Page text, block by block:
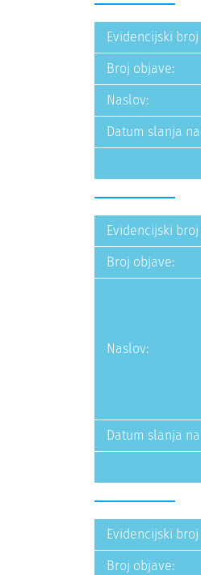
Evidencijski
Broj objave:
Naslov:
Datum slanja
Evidencijski
Broj objave:
Naslov:
Datum slanja
Evidencijski
Broj objave: